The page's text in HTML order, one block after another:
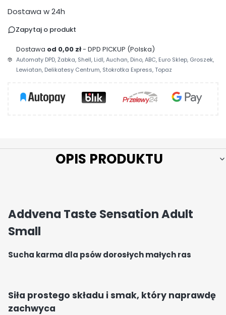
Dostawa w 24h
Zapytaj o produkt
Dostawa od 0,00 zł- DPD PICKUP (Polska)
Automaty DPD, Żabka, Shell, Lidl, Auchan, Dino, ABC, Euro Sklep, Groszek,
Lewiatan, Delikatesy Centrum, Stokrotka Express, Topaz
OPIS PRODUKTU
Addvena Taste Sensation Adult
Small
Sucha karma dla psów dorosłych małych ras
Siła prostego składu i smak, który naprawdę
zachwyca